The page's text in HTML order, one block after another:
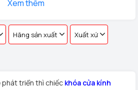
cửa hàng, nhà riêng
Xem thêm
Hãng sản xuất Xuất xứ
phát triển thì chiếc khóa cửa kính